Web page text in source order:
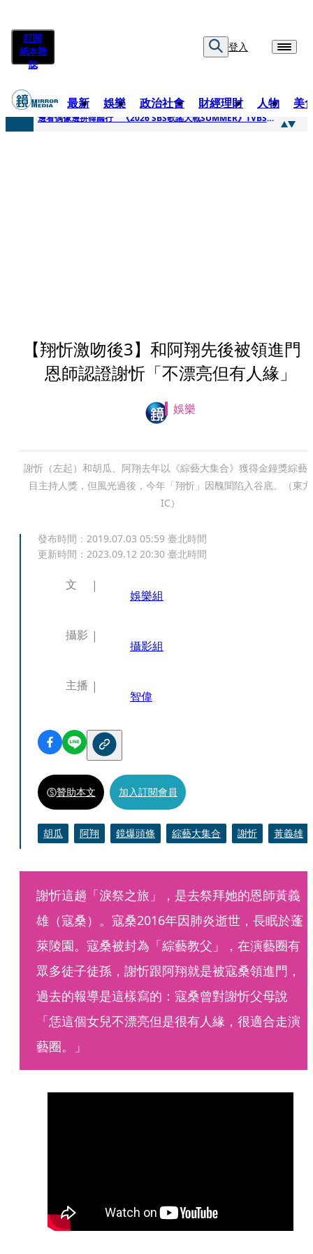
訂閱
紙本雜
誌
登入
最新 娛樂 政治社會 財經理財 人物 美
快訊
邊看偶像邊拚韓國行 《2026 SBS歌謠大戰SUMMER》TVBS直播祭追星福利
【翔忻激吻後3】和阿翔先後被領進
恩師認證謝忻「不漂亮但有人緣」
娛樂
謝忻（左起）和胡瓜、阿翔去年以《綜藝大集合》獲得金鐘獎綜藝
目主持人獎，但風光過後，今年「翔忻」因醜聞陷入谷底。（東方
IC）
發布時間： 2019.07.03 05:59 臺北時間
更新時間： 2023.09.12 20:30 臺北時間
文
娛樂組
攝影
攝影組
主播
智偉
贊助本文 加入訂閱會員
胡瓜 阿翔 鏡爆頭條 綜藝大集合 謝忻 黃義雄
謝忻這趟「淚祭之旅」，是去祭拜她的恩師黃義
雄（寇桑）。寇桑2016年因肺炎逝世，長眠於蓬
萊陵園。寇桑被封為「綜藝教父」，在演藝圈有
眾多徒子徒孫，謝忻跟阿翔就是被寇桑領進門，
過去的報導是這樣寫的：寇桑曾對謝忻父母說
「恁這個女兒不漂亮但是很有人緣，很適合走演
藝圈。」